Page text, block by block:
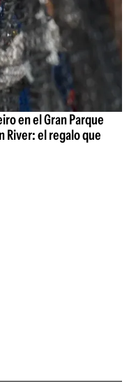
en el Gran Parque
River: el regalo que